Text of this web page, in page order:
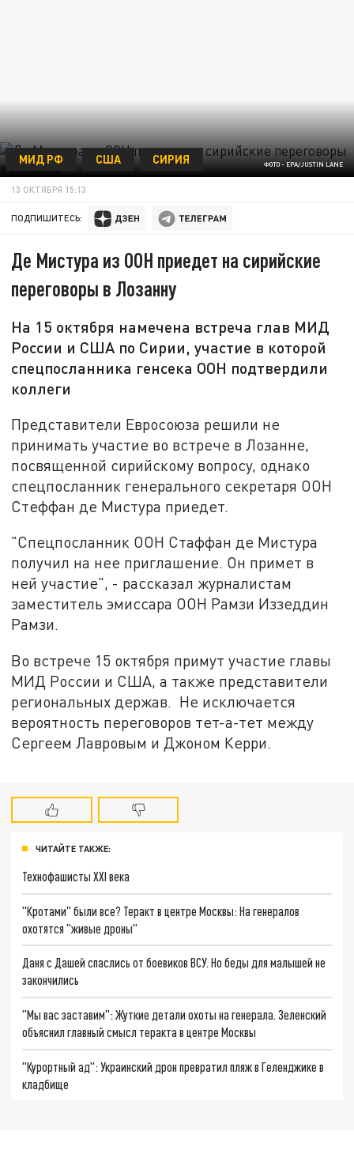
ФОТО - EPA/JUSTIN LANE
МИД РФ США СИРИЯ
13 ОКТЯБРЯ 15:13
ПОДПИШИТЕСЬ:
Де Мистура из ООН приедет на сирийские
переговоры в Лозанну
На 15 октября намечена встреча глав МИД
России и США по Сирии, участие в которой
спецпосланника генсека ООН подтвердили
коллеги
Представители Евросоюза решили не
принимать участие во встрече в Лозанне,
посвященной сирийскому вопросу, однако
спецпосланник генерального секретаря ООН
Стеффан де Мистура приедет.
"Спецпосланник ООН Стаффан де Мистура
получил на нее приглашение. Он примет в
ней участие", - рассказал журналистам
заместитель эмиссара ООН Рамзи Иззеддин
Рамзи.
Во встрече 15 октября примут участие главы
МИД России и США, а также представители
региональных держав. Не исключается
вероятность переговоров тет-а-тет между
Сергеем Лавровым и Джоном Керри.
ЧИТАЙТЕ ТАКЖЕ:
Технофашисты XXI века
"Кротами" были все? Теракт в центре Москвы: На генералов
охотятся "живые дроны"
Даня с Дашей спаслись от боевиков ВСУ. Но беды для малышей не
закончились
"Мы вас заставим": Жуткие детали охоты на генерала. Зеленский
объяснил главный смысл теракта в центре Москвы
"Курортный ад": Украинский дрон превратил пляж в Геленджике в
кладбище